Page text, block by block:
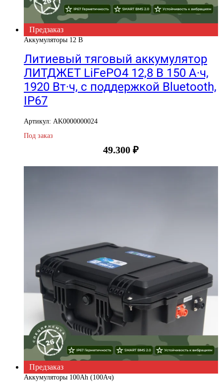
Предзаказ
Аккумуляторы 12 В
Литиевый тяговый аккумулятор
ЛИТДЖЕТ LiFePO4 12,8 В 150 А·ч,
1920 Вт·ч, с поддержкой Bluetooth,
IP67
Артикул: AK0000000024
Под заказ
49.300 ₽
Предзаказ
Аккумуляторы 100Ah (100Ач)